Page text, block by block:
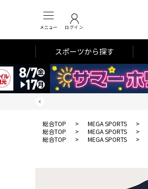
メニュー ログイン
スポーツから探す
総合TOP > MEGA SPORTS >
総合TOP
> MEGA SPORTS >
総合TOP
> MEGA SPORTS >